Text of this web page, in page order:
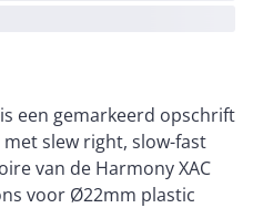
een gemarkeerd opschrift
slew right, slow-fast
van de Harmony XAC
voor Ø22mm plastic